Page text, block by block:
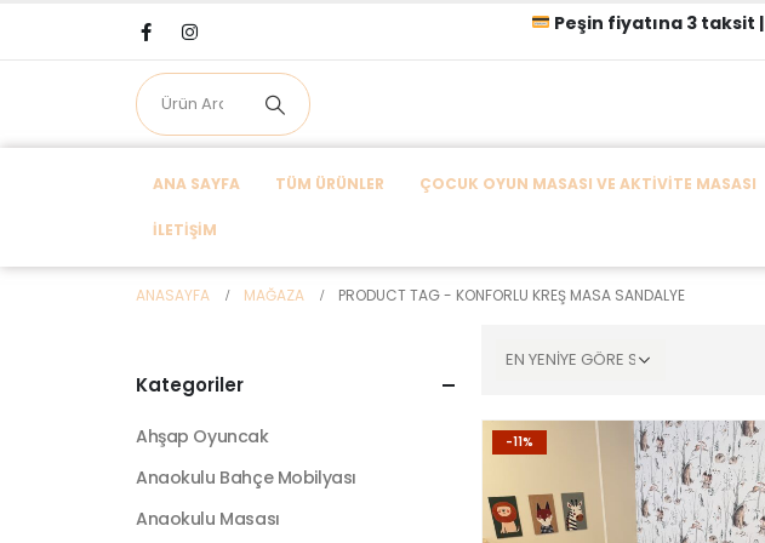
Peşin fiyatına 3 taksit |
ANA SAYFA TÜM ÜRÜNLER ÇOCUK OYUN MASASI VE AKTIVITE MASASI
İLETIŞIM
ANASAYFA MAĞAZA PRODUCT TAG - KONFORLU KREŞ MASA SANDALYE
-11%
Kategoriler
Ahşap Oyuncak
Anaokulu Bahçe Mobilyası
Anaokulu Masası